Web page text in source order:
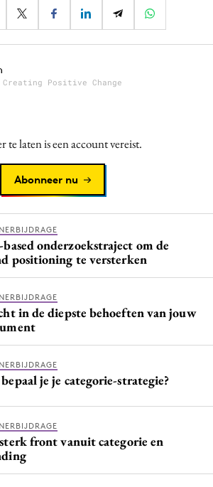
Creating Positive Change
te laten is een account vereist.
Abonneer nu
based onderzoekstraject om de
positioning te versterken
in de diepste behoeften van jouw
je je categorie-strategie?
front vanuit categorie en